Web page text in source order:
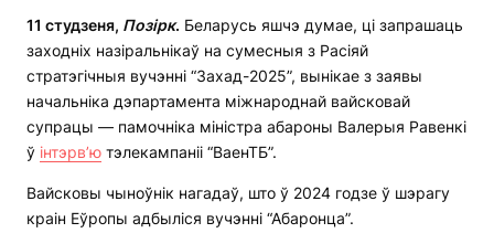
11 студзеня, Позірк. Беларусь яшчэ думае, ці запрашаць
заходніх назіральнікаў на сумесныя з Расіяй
стратэгічныя вучэнні “Захад-2025”, вынікае з заявы
начальніка дэпартамента міжнароднай вайсковай
супрацы — памочніка міністра абароны Валерыя Равенкі
ў інтэрв’ю тэлекампаніі “ВаенТБ”.
Вайсковы чыноўнік нагадаў, што ў 2024 годзе ў шэрагу
краін Еўропы адбыліся вучэнні “Абаронца”.